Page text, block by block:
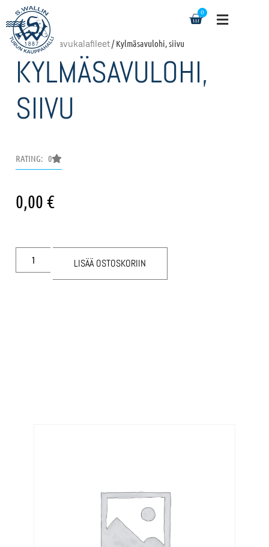
0
Etusivu/Savukalafileet/ Kylmäsavulohi, siivu
KYLMÄSAVULOHI,
SIIVU
RATING: 0
0,00€
LISÄÄ OSTOSKORIIN